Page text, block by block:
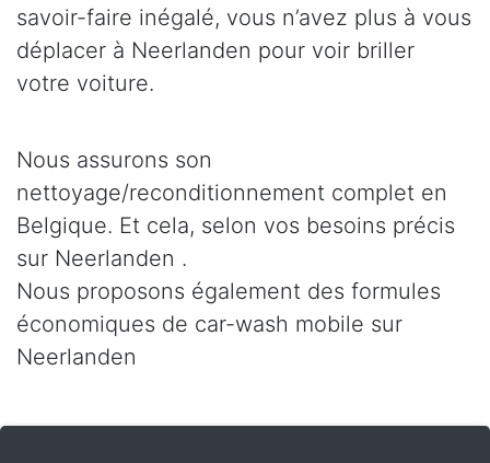
savoir-faire inégalé, vous n’avez plus à vous
déplacer à Neerlanden pour voir briller
votre voiture.
Nous assurons son
nettoyage/reconditionnement complet en
Belgique. Et cela, selon vos besoins précis
sur Neerlanden .
Nous proposons également des formules
économiques de car-wash mobile sur
Neerlanden